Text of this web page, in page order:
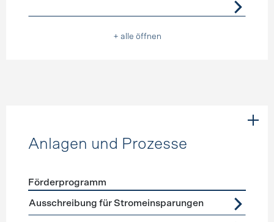
+ alle öffnen
Anlagen und Prozesse
Förderprogramme Anlagen und Prozesse
Förderprogramm
Ausschreibung für Stromeinsparungen